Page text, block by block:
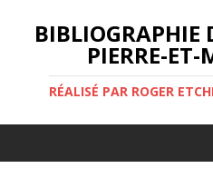
BIBLIOGRAPHIE
PIERRE-
RÉALISÉ PAR ROGER